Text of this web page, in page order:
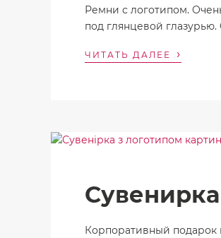
Ремни с логотипом.
под глянцевой
ЧИТАТЬ ДАЛЕЕ ›
Корпоративный подарок